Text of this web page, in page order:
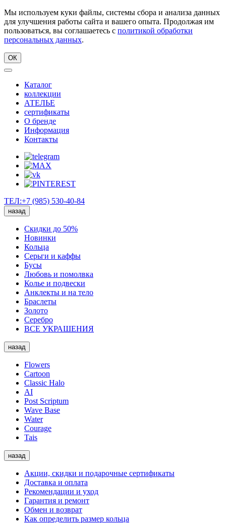
Мы используем куки файлы, системы сбора и анализа данных
для улучшения работы сайта и вашего опыта. Продолжая им
пользоваться, вы соглашаетесь с политикой обработки
персональных данных.
ОК
Каталог
коллекции
АТЕЛЬЕ
сертификаты
О бренде
Информация
Контакты
ТЕЛ:+7 (985) 530-40-84
назад
Скидки до 50%
Новинки
Кольца
Серьги и каффы
Бусы
Любовь и помолвка
Колье и подвески
Анклекты и на тело
Браслеты
Золото
Серебро
ВСЕ УКРАШЕНИЯ
назад
Flowers
Cartoon
Classic Halo
AI
Post Scriptum
Wave Base
Water
Courage
Tais
назад
Акции, скидки и подарочные сертификаты
Доставка и оплата
Рекомендации и уход
Гарантия и ремонт
Обмен и возврат
Как определить размер кольца